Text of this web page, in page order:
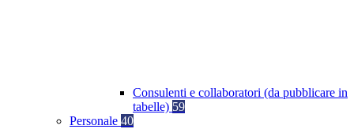
Consulenti e collaboratori (da pubblicare in
tabelle) 59
Personale 40